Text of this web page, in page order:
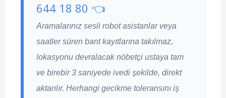
644 18 80 👈
Aramalarınız sesli robot asistanlar veya
saatler süren bant kayıtlarına takılmaz,
lokasyonu devralacak nöbetçi ustaya tam
ve birebir 3 saniyede ivedi şekilde, direkt
aktarılır. Herhangi gecikme toleransını iş